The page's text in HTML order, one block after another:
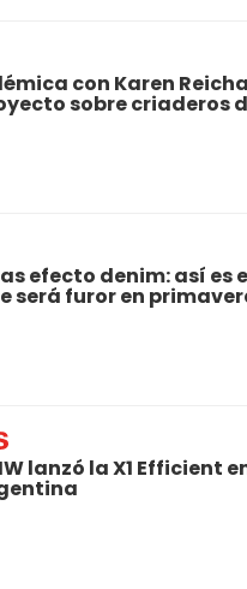
con Karen
sobre criaderos
efecto denim: así es
será furor en
lanzó la X1 Efficient